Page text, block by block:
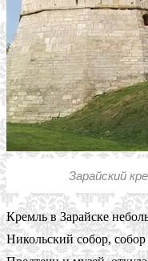
Зарайский
Кремль в Зарайске
Никольский собор,